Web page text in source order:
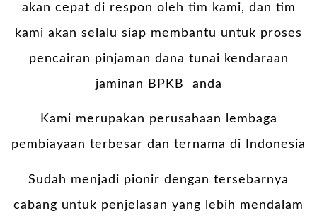
akan cepat di respon oleh tim kami, dan tim
kami akan selalu siap membantu untuk proses
pencairan pinjaman dana tunai kendaraan
jaminan BPKB anda
Kami merupakan perusahaan lembaga
pembiayaan terbesar dan ternama di Indonesia
Sudah menjadi pionir dengan tersebarnya
cabang untuk penjelasan yang lebih mendalam